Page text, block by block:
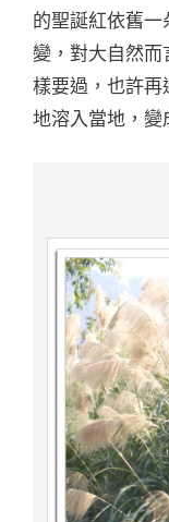
的聖誕紅依舊一
變，對大自然
樣要過，也許再
地溶入當地，